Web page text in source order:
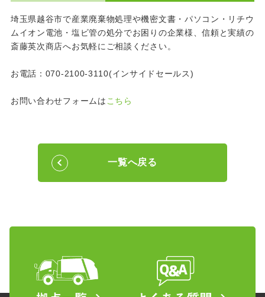
埼玉県越谷市で産業廃棄物処理や機密文書・パソコン・リチウ
ムイオン電池・塩ビ管の処分でお困りの企業様、信頼と実績の
斎藤英次商店へお気軽にご相談ください。
お電話：070-2100-3110(インサイドセールス)
お問い合わせフォームはこちら
一覧へ戻る